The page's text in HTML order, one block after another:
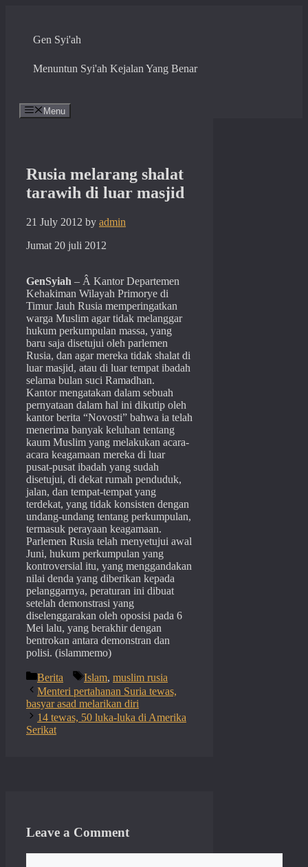
contentGen Syi'ah
Menuntun Syi'ah Kejalan Yang Benar
Menu
Rusia melarang shalat
tarawih di luar masjid
21 July 2012 by admin
Jumat 20 juli 2012
GenSyiah – Â Kantor Departemen
Kehakiman Wilayah Primorye di
Timur Jauh Rusia memperingatkan
warga Muslim agar tidak melanggar
hukum perkumpulan massa, yang
baru saja disetujui oleh parlemen
Rusia, dan agar mereka tidak shalat di
luar masjid, atau di luar tempat ibadah
selama bulan suci Ramadhan.
Kantor mengatakan dalam sebuah
pernyataan dalam hal ini dikutip oleh
kantor berita “Novosti” bahwa ia telah
menerima banyak keluhan tentang
kaum Muslim yang melakukan acara-
acara keagamaan mereka di luar
pusat-pusat ibadah yang sudah
disetujui, di dekat rumah penduduk,
jalan, dan tempat-tempat yang
terdekat, yang tidak konsisten dengan
undang-undang tentang perkumpulan,
termasuk perayaan keagamaan.
Parlemen Rusia telah menyetujui awal
Juni, hukum perkumpulan yang
kontroversial itu, yang menggandakan
nilai denda yang diberikan kepada
pelanggarnya, peraturan ini dibuat
setelah demonstrasi yang
diselenggarakan oleh oposisi pada 6
Mei lalu, yang berakhir dengan
bentrokan antara demonstran dan
polisi. (islammemo)
Categories
Berita Tags
Islam, muslim rusia
Menteri pertahanan Suria tewas,
basyar asad melarikan diri
14 tewas, 50 luka-luka di Amerika
Serikat
Leave a Comment